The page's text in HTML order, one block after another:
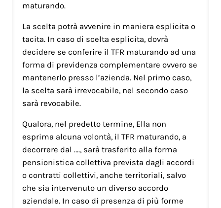
maturando.
La scelta potrà avvenire in maniera esplicita o
tacita. In caso di scelta esplicita, dovrà
decidere se conferire il TFR maturando ad una
forma di previdenza complementare ovvero se
mantenerlo presso l’azienda. Nel primo caso,
la scelta sarà irrevocabile, nel secondo caso
sarà revocabile.
Qualora, nel predetto termine, Ella non
esprima alcuna volontà, il TFR maturando, a
decorrere dal …., sarà trasferito alla forma
pensionistica collettiva prevista dagli accordi
o contratti collettivi, anche territoriali, salvo
che sia intervenuto un diverso accordo
aziendale. In caso di presenza di più forme